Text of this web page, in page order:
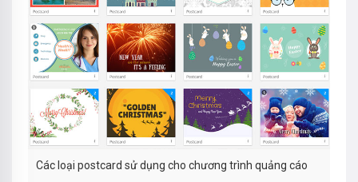
Các loại postcard sử dụng cho chương trình quảng cáo